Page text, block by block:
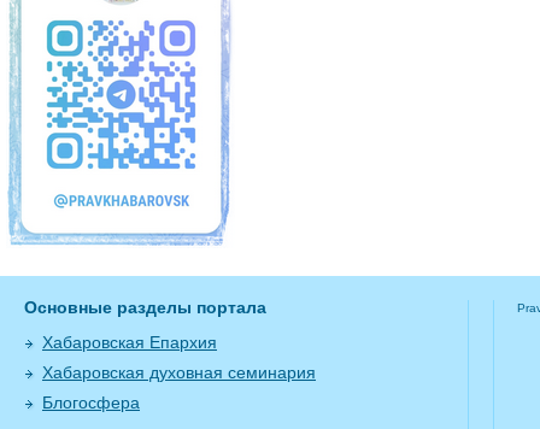
Основные разделы портала
Хабаровская Епархия
Хабаровская духовная семинария
Блогосфера